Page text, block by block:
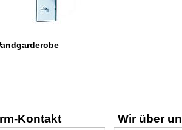
Kontakt Wir über